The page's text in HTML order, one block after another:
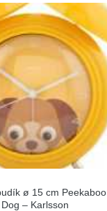
ø 15 cm Peekaboo
Dog – Karlsson